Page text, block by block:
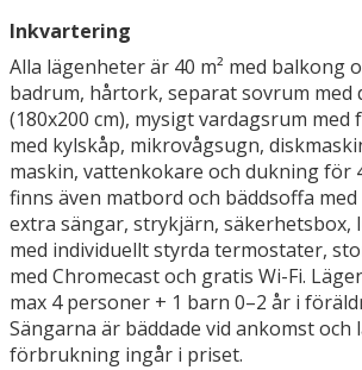
Inkvartering
Alla lägenheter är 40 m² med balkong
badrum, hårtork, separat sovrum med
(180x200 cm), mysigt vardagsrum
med kylskåp, mikrovågsugn,
maskin, vattenkokare och dukning för
finns även matbord och bäddsoffa
extra sängar, strykjärn,
med individuellt styrda termostater,
med Chromecast och gratis Wi-Fi.
max 4 personer + 1 barn 0–2 år i
Sängarna är bäddade vid ankomst och
förbrukning ingår i priset.